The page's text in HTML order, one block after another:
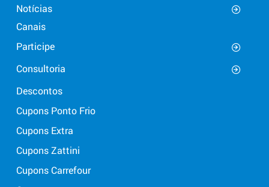
Notícias
Canais
Participe
Consultoria
Descontos
Cupons Ponto Frio
Cupons Extra
Cupons Zattini
Cupons Carrefour